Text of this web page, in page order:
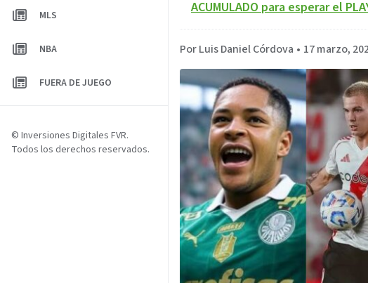
ACUMULADO para esperar el
Por Luis Daniel Córdova • 17 marzo,
MLS
NBA
FUERA DE JUEGO
© Inversiones Digitales FVR.
Todos los derechos reservados.